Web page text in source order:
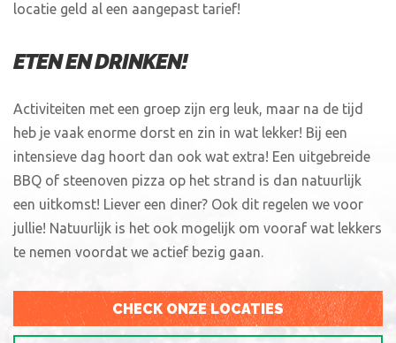
locatie geld al een aangepast tarief!
ETEN EN DRINKEN!
Activiteiten met een groep zijn erg leuk, maar na de tijd
heb je vaak enorme dorst en zin in wat lekker! Bij een
intensieve dag hoort dan ook wat extra! Een uitgebreide
BBQ of steenoven pizza op het strand is dan natuurlijk
een uitkomst! Liever een diner? Ook dit regelen we voor
jullie! Natuurlijk is het ook mogelijk om vooraf wat lekkers
te nemen voordat we actief bezig gaan.
CHECK ONZE LOCATIES